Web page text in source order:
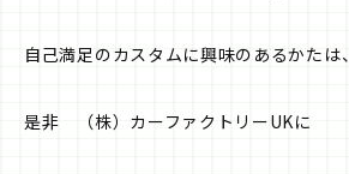
自己満足のカスタムに興味のあるかたは、
是非 （株）カーファクトリーUKに